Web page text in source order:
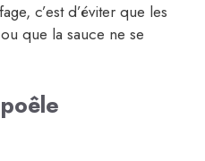
c’est d’éviter que les
que la sauce ne se